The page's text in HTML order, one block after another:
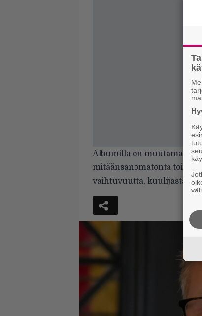
Albumilla on muutama
mitäänsanomatonta
vaihtuvuutta, kuulijasta